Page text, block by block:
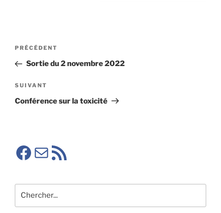
Navigation
l’article
Article
précédent
PRÉCÉDENT
Sortie du 2 novembre 2022
Article
suivant
SUIVANT
Conférence sur la toxicité
Facebook SMA
E-mailRSS SMA